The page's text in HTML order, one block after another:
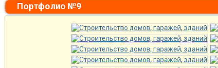
Портфолио №9